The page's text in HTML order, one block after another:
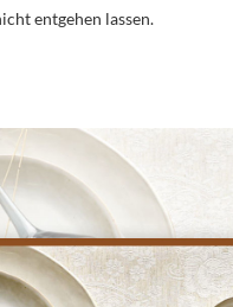
entgehen lassen.